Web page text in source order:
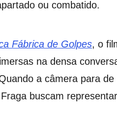
ou combatido.
Fábrica de Golpes, o
na densa
a câmera para
buscam